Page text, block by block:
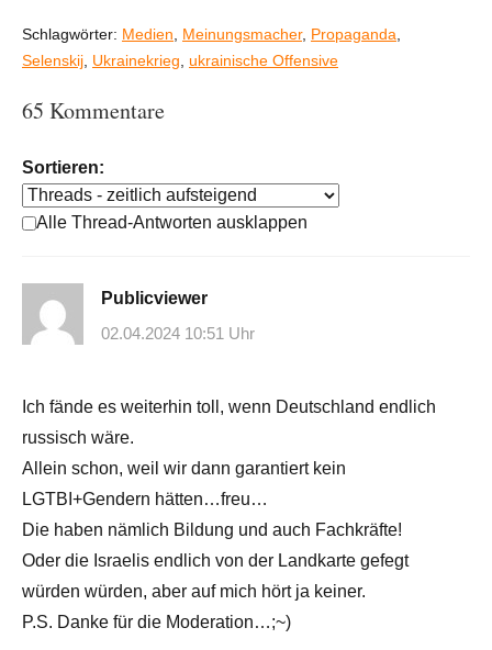
Schlagwörter: Medien, Meinungsmacher, Propaganda,
Selenskij, Ukrainekrieg, ukrainische Offensive
65 Kommentare
Sortieren:
Alle Thread-Antworten ausklappen
Publicviewer
02.04.2024 10:51 Uhr
Ich fände es weiterhin toll, wenn Deutschland endlich
russisch wäre.
Allein schon, weil wir dann garantiert kein
LGTBI+Gendern hätten…freu…
Die haben nämlich Bildung und auch Fachkräfte!
Oder die Israelis endlich von der Landkarte gefegt
würden würden, aber auf mich hört ja keiner.
P.S. Danke für die Moderation…;~)